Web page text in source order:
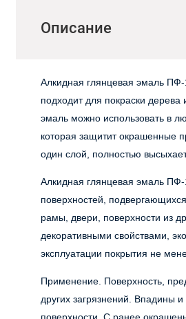
Описание
Алкидная глянцевая эмаль ПФ-
подходит для покраски
эмаль можно использовать в
которая защитит окрашенные
один слой, полностью
Алкидная глянцевая эмаль
поверхностей,
рамы, двери, поверхности из
декоративными свойствами,
эксплуатации покрытия не
Применение. Поверхность,
других загрязнений. Впадины
поверхности. С ранее